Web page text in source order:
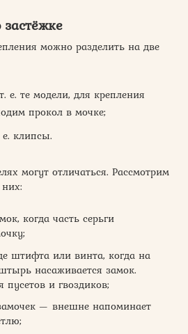
можно разделить на две
е. те модели, для крепления
прокол в мочке;
е. клипсы.
могут отличаться. Рассмотрим
когда часть серьги
штифта или винта, когда на
насаживается замок.
пусетов и гвоздиков;
— внешне напоминает